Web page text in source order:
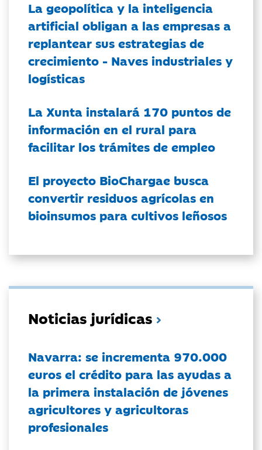
La geopolítica y la inteligencia
artificial obligan a las empresas a
replantear sus estrategias de
crecimiento - Naves industriales y
logísticas
La Xunta instalará 170 puntos de
información en el rural para
facilitar los trámites de empleo
El proyecto BioChargae busca
convertir residuos agrícolas en
bioinsumos para cultivos leñosos
Noticias jurídicas
Navarra: se incrementa 970.000
euros el crédito para las ayudas a
la primera instalación de jóvenes
agricultores y agricultoras
profesionales